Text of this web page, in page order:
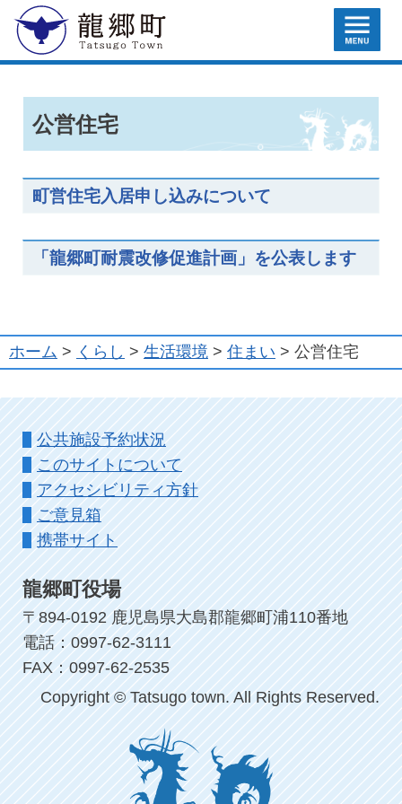
龍郷町 MENU
公営住宅
町営住宅入居申し込みについて
「龍郷町耐震改修促進計画」を公表します
ホーム > くらし > 生活環境 > 住まい > 公営住宅
公共施設予約状況
このサイトについて
アクセシビリティ方針
ご意見箱
携帯サイト
龍郷町役場
〒894-0192 鹿児島県大島郡龍郷町浦110番地
電話：0997-62-3111
FAX：0997-62-2535
Copyright © Tatsugo town. All Rights Reserved.